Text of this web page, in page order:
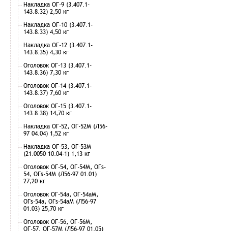
Накладка ОГ-9 (3.407.1-
143.8.32) 2,50 кг
Накладка ОГ-10 (3.407.1-
143.8.33) 4,50 кг
Накладка ОГ-12 (3.407.1-
143.8.35) 4,30 кг
Оголовок ОГ-13 (3.407.1-
143.8.36) 7,30 кг
Оголовок ОГ-14 (3.407.1-
143.8.37) 7,60 кг
Оголовок ОГ-15 (3.407.1-
143.8.38) 14,70 кг
Накладка ОГ-52, ОГ-52М (Л56-
97 04.04) 1,52 кг
Накладка ОГ-53, ОГ-53М
(21.0050 10.04-1) 1,13 кг
Оголовок ОГ-54, ОГ-54М, ОГs-
54, ОГs-54М (Л56-97 01.01)
27,20 кг
Оголовок ОГ-54а, ОГ-54аМ,
ОГs-54а, ОГs-54аМ (Л56-97
01.03) 25,70 кг
Оголовок ОГ-56, ОГ-56М,
ОГ-57, ОГ-57М (Л56-97 01.05)